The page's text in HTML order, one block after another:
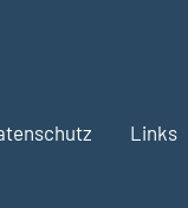
Links